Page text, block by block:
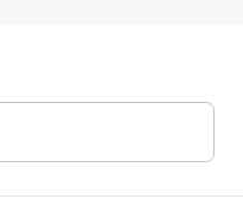
年1月時点)の幼